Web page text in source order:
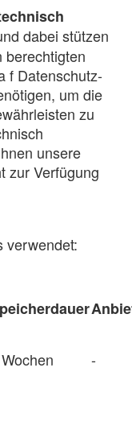
dabei stützen
berechtigten
f Datenschutz-
um die
zu
unsere
zur Verfügung
verwendet:
-